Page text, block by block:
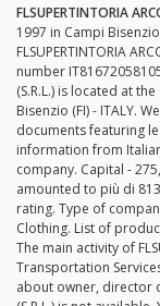
FLSUPERTINTORIA
1997 in Campi
FLSUPERTINTORIA
number
(S.R.L.) is located at
Bisenzio (FI) - ITALY.
documents featuring
information from
company. Capital -
amounted to più di
rating. Type of
Clothing. List of
The main activity of
Transportation
about owner, director